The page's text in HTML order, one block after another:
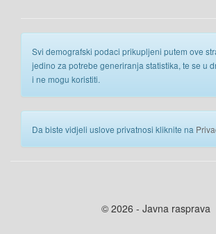
Svi demografski podaci prikupljeni putem ove
jedino za potrebe generiranja statistika, te se u
i ne mogu koristiti.
Da biste vidjeli uslove privatnosi kliknite na
© 2026 - Javna rasprava